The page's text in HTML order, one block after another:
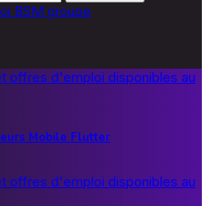
Mobile Flutter